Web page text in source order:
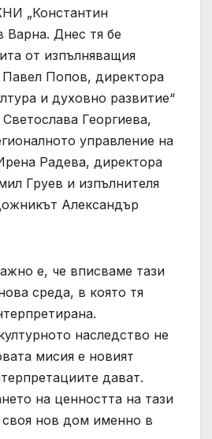
„Константин
Варна. Днес тя бе
от изпълняващия
Попов, директора
и духовно развитие“
Георгиева,
управление на
Радева, директора
Груев и изпълнителя
Александър
е, че вписваме тази
среда, в която тя
наследство не
мисия е новият
дават.
на ценността на тази
нов дом именно в